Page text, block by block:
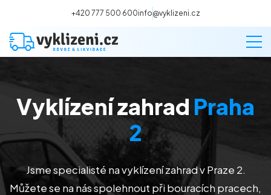
+420 777 500 600info@vyklizeni.cz
Vyklízení
Stěhování
Malování
Vyklízení zahrad Praha
2
Jsme specialisté na vyklízení zahrad v Praze 2.
Můžete se na nás spolehnout při bouracích pracech,